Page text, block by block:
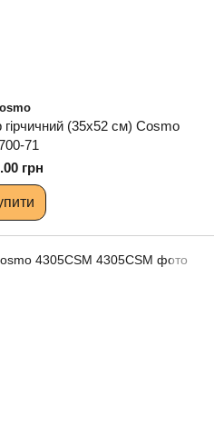
гірчичний (35х52 см) Cosmo
71
грн